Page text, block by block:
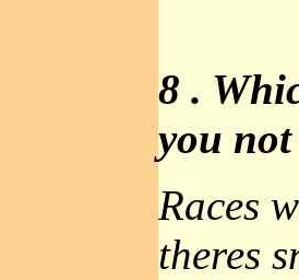
8 .
you
Races
theres